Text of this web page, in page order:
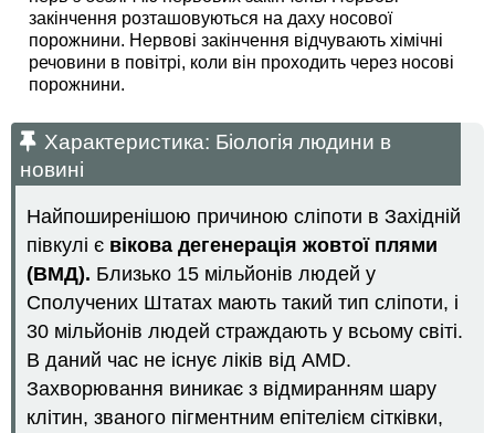
закінчення розташовуються на даху носової
порожнини. Нервові закінчення відчувають хімічні
речовини в повітрі, коли він проходить через носові
порожнини.
Характеристика: Біологія людини в
новині
Найпоширенішою причиною сліпоти в Західній
півкулі є вікова дегенерація жовтої плями
(ВМД). Близько 15 мільйонів людей у
Сполучених Штатах мають такий тип сліпоти, і
30 мільйонів людей страждають у всьому світі.
В даний час не існує ліків від AMD.
Захворювання виникає з відмиранням шару
клітин, званого пігментним епітелієм сітківки,